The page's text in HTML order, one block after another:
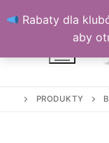
Rabaty dla
aby
do
PRODUKTY